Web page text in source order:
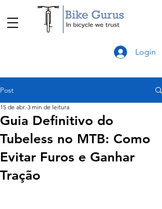
Login
Post
Guia Definitivo do
Tubeless no MTB: Como
Evitar Furos e Ganhar
Tração
15 de abr. 3 min de leitura